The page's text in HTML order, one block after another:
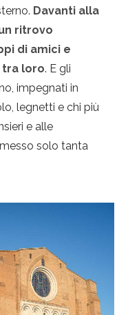
Davanti alla
ritrovo
di amici e
tra loro. E gli
impegnati in
legnetti e chi più
e alle
solo tanta